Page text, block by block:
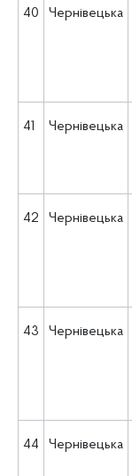
40 Чернівецька
41 Чернівецька
42 Чернівецька
43 Чернівецька
44 Чернівецька